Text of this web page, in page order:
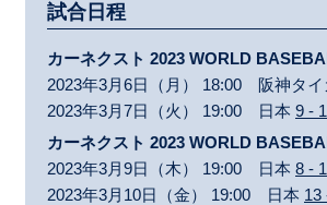
試合日程
カーネクスト 2023 WORLD
2023年3月6日（月） 18:00 阪神タイ
2023年3月7日（火） 19:00 日本 9 - 1
カーネクスト 2023 WORLD
2023年3月9日（木） 19:00 日本 8 - 1
2023年3月10日（金） 19:00 日本 13